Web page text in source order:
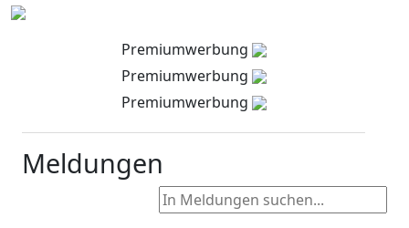
Premiumwerbung
Premiumwerbung
Premiumwerbung
Meldungen